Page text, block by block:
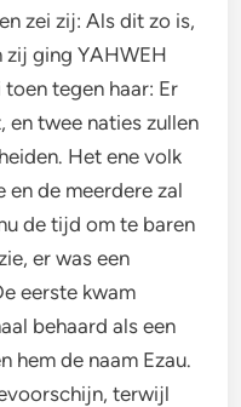
zei zij: Als dit zo is,
ging YAHWEH
tegen haar: Er
en twee naties zullen
Het ene volk
en de meerdere zal
de tijd om te baren
er was een
eerste kwam
behaard als een
hem de naam Ezau.
terwijl